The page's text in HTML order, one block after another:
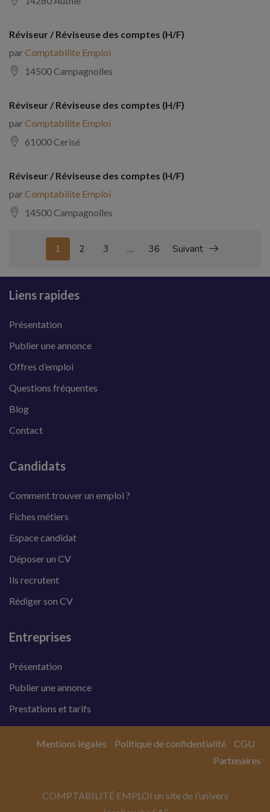
Réviseur / Réviseuse des comptes (H/F)
parComptabilite Emploi
14500 Campagnolles
Réviseur / Réviseuse des comptes (H/F)
parComptabilite Emploi
61000 Cerisé
Réviseur / Réviseuse des comptes (H/F)
parComptabilite Emploi
14500 Campagnolles
1 2 3 … 36 Suivant
Liens rapides
Présentation
Publier une annonce
Offres d’emploi
Questions fréquentes
Blog
Contact
Candidats
Comment trouver un emploi ?
Fiches métiers
Espace candidat
Déposer un CV
Ils recrutent
Rédiger son CV
Entreprises
Présentation
Publier une annonce
Prestations et tarifs
COMPTABILITÉ EMPLOI un site de l’univers
Mentions légales Politique de confidentialité
CGU
Partenaires